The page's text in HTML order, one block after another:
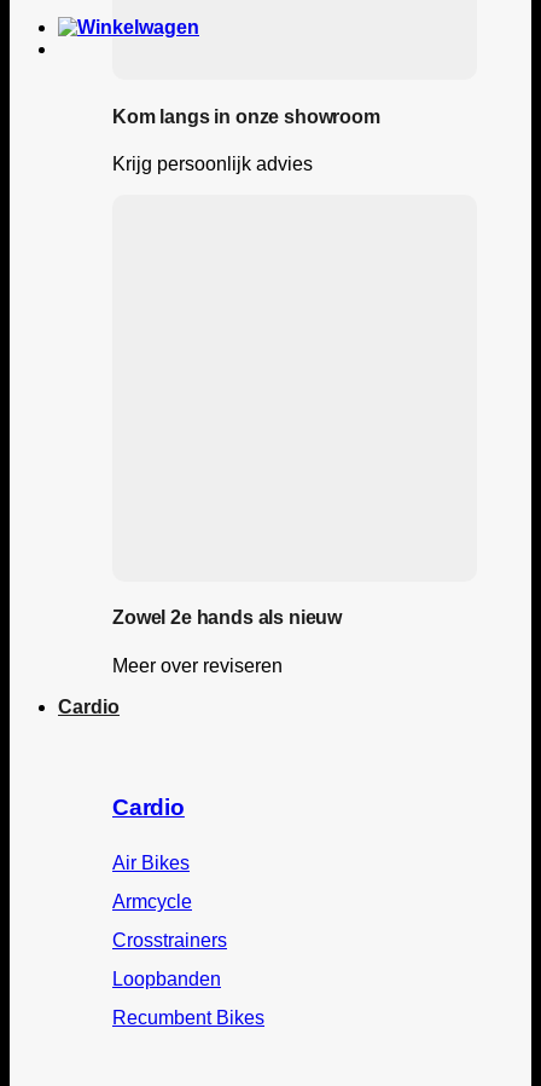
Kom langs in onze showroom
Krijg persoonlijk advies
Zowel 2e hands als nieuw
Meer over reviseren
Cardio
Cardio
Air Bikes
Armcycle
Crosstrainers
Loopbanden
Recumbent Bikes